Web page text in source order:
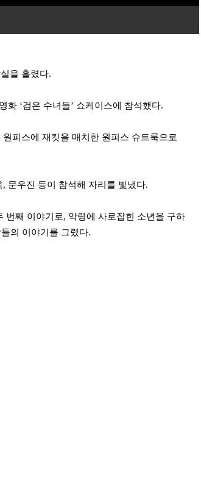
을 홀렸다.
화 ‘검은 수녀들’ 쇼케이스에 참석했다.
피스에 재킷을 매치한 원피스 슈트룩으로
문우진 등이 참석해 자리를 빛냈다.
번째 이야기로, 악령에 사로잡힌 소년을 구하
의 이야기를 그렸다.